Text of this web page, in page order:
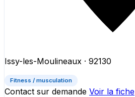
Issy-les-Moulineaux · 92130
Fitness / musculation
Contact sur demande Voir la fiche